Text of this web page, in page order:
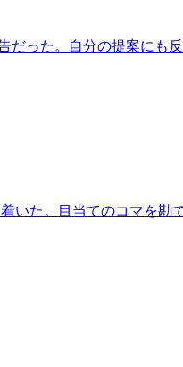
った。自分の提案にも
いた。目当てのコマを勘